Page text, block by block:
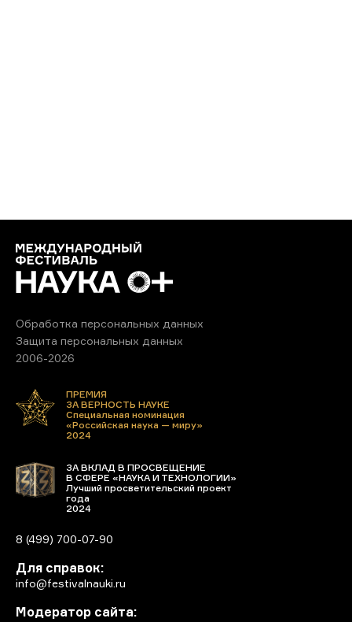
Обработка персональных данных
Защита персональных данных
2006-2026
ПРЕМИЯ
ЗА ВЕРНОСТЬ НАУКЕ
Специальная номинация
«Российская наука — миру»
2024
ЗА ВКЛАД В ПРОСВЕЩЕНИЕ
В СФЕРЕ «НАУКА И ТЕХНОЛОГИИ»
Лучший просветительский проект
года
2024
8 (499) 700-07-90
Для справок:
info@festivalnauki.ru
Модератор сайта: